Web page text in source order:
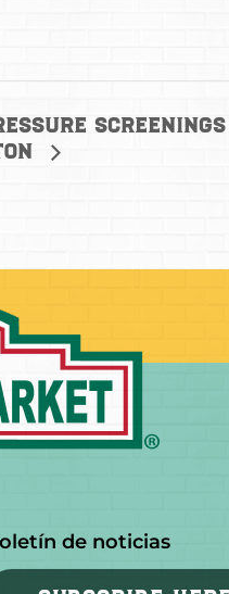
de noticias